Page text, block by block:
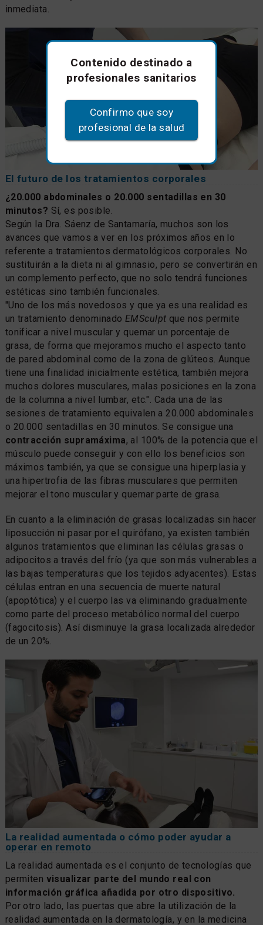
inmediata.
El futuro de los tratamientos corporales
¿20.000 abdominales o 20.000 sentadillas en 30
minutos? Sí, es posible.
Según la Dra. Sáenz de Santamaría, muchos son los
avances que vamos a ver en los próximos años en lo
referente a tratamientos dermatológicos corporales. No
sustituirán a la dieta ni al gimnasio, pero se convertirán en
un complemento perfecto, que no solo tendrá funciones
estéticas sino también funcionales.
"Uno de los más novedosos y que ya es una realidad es
un tratamiento denominado EMSculpt que nos permite
tonificar a nivel muscular y quemar un porcentaje de
grasa, de forma que mejoramos mucho el aspecto tanto
de pared abdominal como de la zona de glúteos. Aunque
tiene una finalidad inicialmente estética, también mejora
muchos dolores musculares, malas posiciones en la zona
de la columna a nivel lumbar, etc.". Cada una de las
sesiones de tratamiento equivalen a 20.000 abdominales
o 20.000 sentadillas en 30 minutos. Se consigue una
contracción supramáxima, al 100% de la potencia que el
músculo puede conseguir y con ello los beneficios son
máximos también, ya que se consigue una hiperplasia y
una hipertrofia de las fibras musculares que permiten
mejorar el tono muscular y quemar parte de grasa.
En cuanto a la eliminación de grasas localizadas sin hacer
liposucción ni pasar por el quirófano, ya existen también
algunos tratamientos que eliminan las células grasas o
adipocitos a través del frío (ya que son más vulnerables a
las bajas temperaturas que los tejidos adyacentes). Estas
células entran en una secuencia de muerte natural
(apoptótica) y el cuerpo las va eliminando gradualmente
como parte del proceso metabólico normal del cuerpo
(fagocitosis). Así disminuye la grasa localizada alrededor
de un 20%.
La realidad aumentada o cómo poder ayudar a
operar en remoto
La realidad aumentada es el conjunto de tecnologías que
permiten visualizar parte del mundo real con
información gráfica añadida por otro dispositivo.
Por otro lado, las puertas que abre la utilización de la
realidad aumentada en la dermatología, y en la medicina
Contenido destinado a
profesionales sanitarios
Confirmo que soy
profesional de la salud